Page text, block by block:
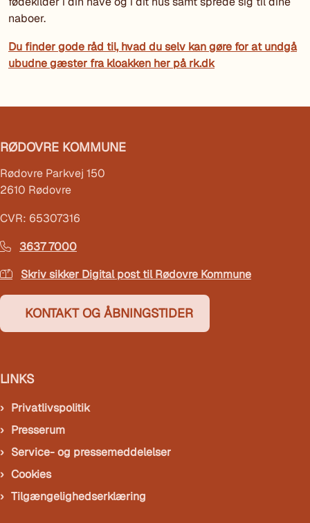
naboer.
Du finder gode råd til, hvad du selv kan gøre for at undgå
ubudne gæster fra kloakken her på rk.dk
RØDOVRE KOMMUNE
Rødovre Parkvej 150
2610 Rødovre
CVR: 65307316
3637 7000
Skriv sikker Digital post til Rødovre Kommune
KONTAKT OG ÅBNINGSTIDER
LINKS
Privatlivspolitik
Presserum
Service- og pressemeddelelser
Cookies
Tilgængelighedserklæring